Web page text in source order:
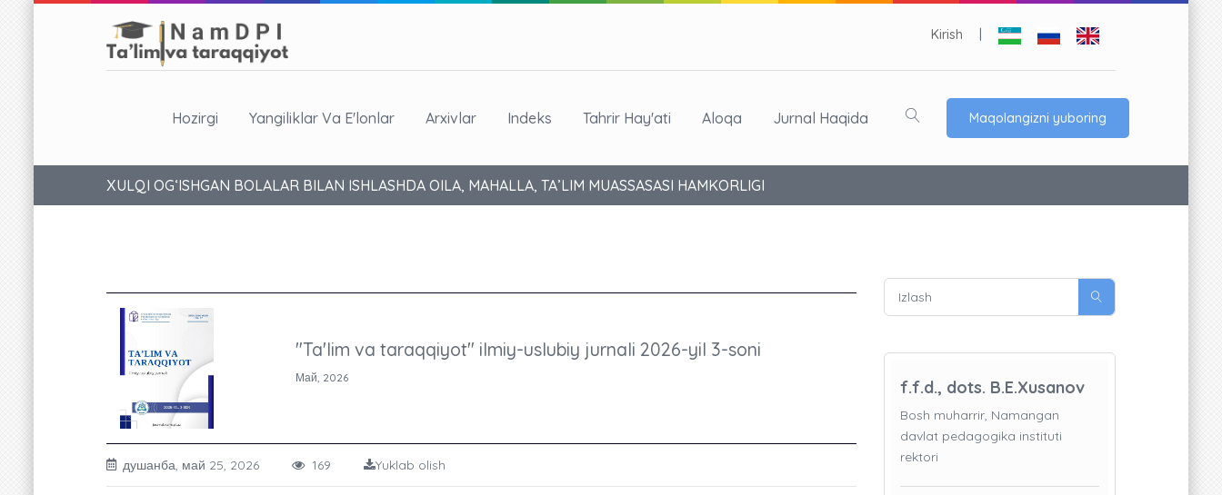
Kirish
Hozirgi Yangiliklar Va E'lonlar Arxivlar Indeks Tahrir Hay'ati Aloqa Jurnal Haqida Maqolangizni yuboring
ХULQI OG‘ISHGAN BOLALAR BILAN ISHLASHDA OILA, MAHALLA, TA’LIM MUASSASASI HAMKORLIGI
"Ta'lim va taraqqiyot" ilmiy-uslubiy jurnali 2026-yil 3-soni
Май, 2026
душанба, май 25, 2026 169 Yuklab olish
f.f.d., dots. B.E.Xusanov
Bosh muharrir, Namangan
davlat pedagogika instituti
rektori